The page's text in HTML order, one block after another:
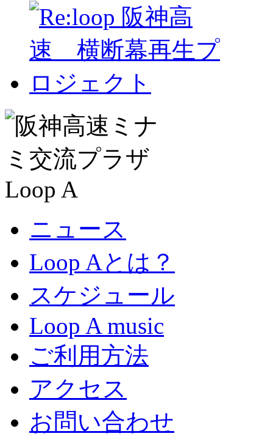
ニュース
Loop Aとは？
スケジュール
Loop A music
ご利用方法
アクセス
お問い合わせ